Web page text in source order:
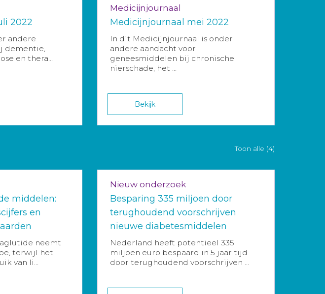
2022
andere
dementie,
en thera...
Medicijnjournaal
Medicijnjournaal mei 2022
In dit Medicijnjournaal is onder
andere aandacht voor
geneesmiddelen bij chronische
nierschade, het ...
Bekijk
Toon alle (4)
middelen:
en
neemt
terwijl het
van li...
Nieuw onderzoek
Besparing 335 miljoen door
terughoudend voorschrijven
nieuwe diabetesmiddelen
Nederland heeft potentieel 335
miljoen euro bespaard in 5 jaar tijd
door terughoudend voorschrijven ...